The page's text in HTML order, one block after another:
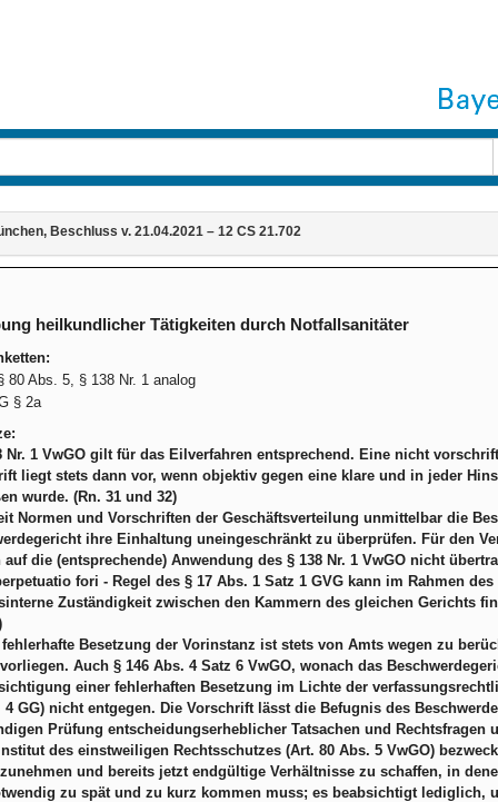
Beschluss v. 21.04.2021 – 12 CS 21.702
heilkundlicher Tätigkeiten durch Notfallsanitäter
80 Abs. 5, § 138 Nr. 1 analog
§ 2a
Nr. 1 VwGO gilt für das Eilverfahren entsprechend. Eine nicht
liegt stets dann vor, wenn objektiv gegen eine klare und in jeder
wurde. (Rn. 31 und 32)
Normen und Vorschriften der Geschäftsverteilung unmittelbar die
ihre Einhaltung uneingeschränkt zu überprüfen. Für den
auf die (entsprechende) Anwendung des § 138 Nr. 1 VwGO nicht
fori - Regel des § 17 Abs. 1 Satz 1 GVG kann im Rahmen
Zuständigkeit zwischen den Kammern des gleichen Gerichts
Besetzung der Vorinstanz ist stets von Amts wegen zu
Auch § 146 Abs. 4 Satz 6 VwGO, wonach das
einer fehlerhaften Besetzung im Lichte der
4 GG) nicht entgegen. Die Vorschrift lässt die Befugnis des
Prüfung entscheidungserheblicher Tatsachen und Rechtsfragen
des einstweiligen Rechtsschutzes (Art. 80 Abs. 5 VwGO)
und bereits jetzt endgültige Verhältnisse zu schaffen, in
zu spät und zu kurz kommen muss; es beabsichtigt lediglich,